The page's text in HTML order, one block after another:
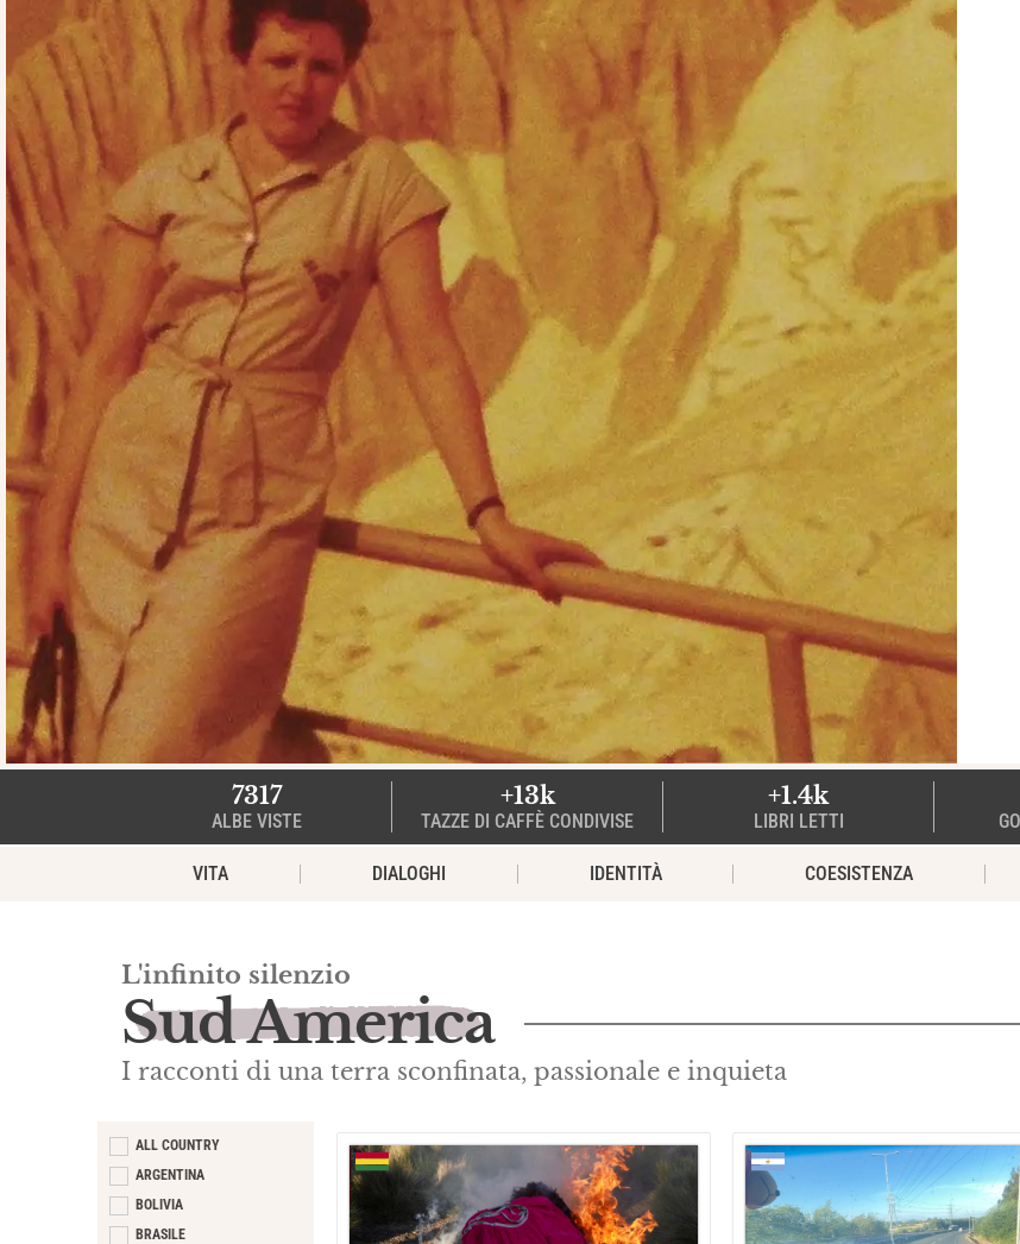
7317
ALBE VISTE
+13k
TAZZE DI CAFFÈ CONDIVISE
+1.4k
LIBRI LETTI
VITA DIALOGHI IDENTITÀ COESISTENZA
L'infinito silenzio
Sud America
I racconti di una terra sconfinata, passionale e inquieta
ALL COUNTRY
ARGENTINA
BOLIVIA
BRASILE